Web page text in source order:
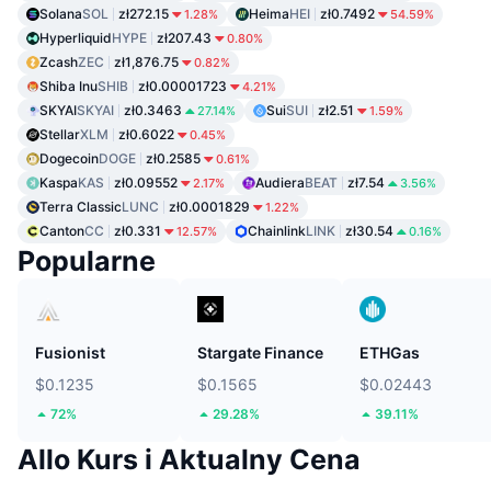
SolanaSOL zł272.15 1.28% HeimaHEI zł0.7492 54.59%
HyperliquidHYPE zł207.43 0.80%
ZcashZEC zł1,876.75 0.82%
Shiba InuSHIB zł0.00001723 4.21%
SKYAISKYAI zł0.3463 27.14% SuiSUI zł2.51 1.59%
StellarXLM zł0.6022 0.45%
DogecoinDOGE zł0.2585 0.61%
KaspaKAS zł0.09552 2.17% AudieraBEAT zł7.54 3.56%
Terra ClassicLUNC zł0.0001829 1.22%
CantonCC zł0.331 12.57% ChainlinkLINK zł30.54 0.16%
Popularne
Fusionist
$0.1235
72%
Stargate Finance
$0.1565
29.28%
ETHGas
$0.02443
39.11%
Allo Kurs i Aktualny Cena